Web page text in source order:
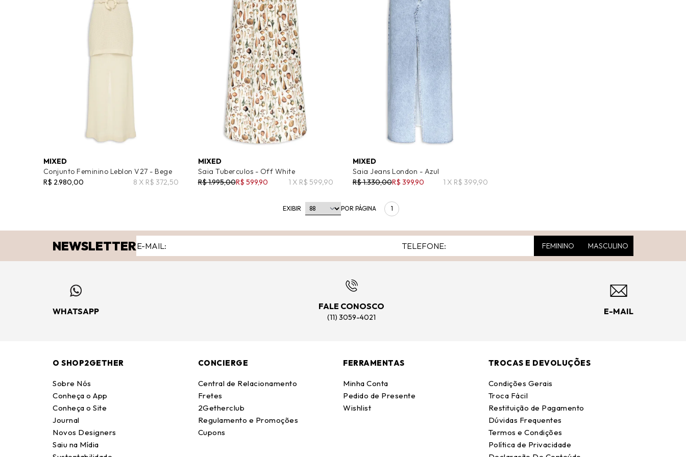
MIXED
Conjunto Feminino Leblon V27 - Bege
R$ 2.980,00
8 X R$ 372,50
MIXED
Saia Tuberculos - Off White
R$ 1.995,00R$ 599,90 1 X R$ 599,90
MIXED
Saia Jeans London - Azul
R$ 1.330,00R$ 399,90 1 X R$ 399,90
EXIBIR POR PÁGINA 1
NEWSLETTER FEMININO MASCULINO
WHATSAPP
FALE CONOSCO
(11) 3059-4021
E-MAIL
O SHOP2GETHER
Sobre Nós
Conheça o App
Conheça o Site
Journal
Novos Designers
Saiu na Mídia
CONCIERGE
Central de Relacionamento
Fretes
2Getherclub
Regulamento e Promoções
Cupons
FERRAMENTAS
Minha Conta
Pedido de Presente
Wishlist
TROCAS E DEVOLUÇÕES
Condições Gerais
Troca Fácil
Restituição de Pagamento
Dúvidas Frequentes
Termos e Condições
Política de Privacidade